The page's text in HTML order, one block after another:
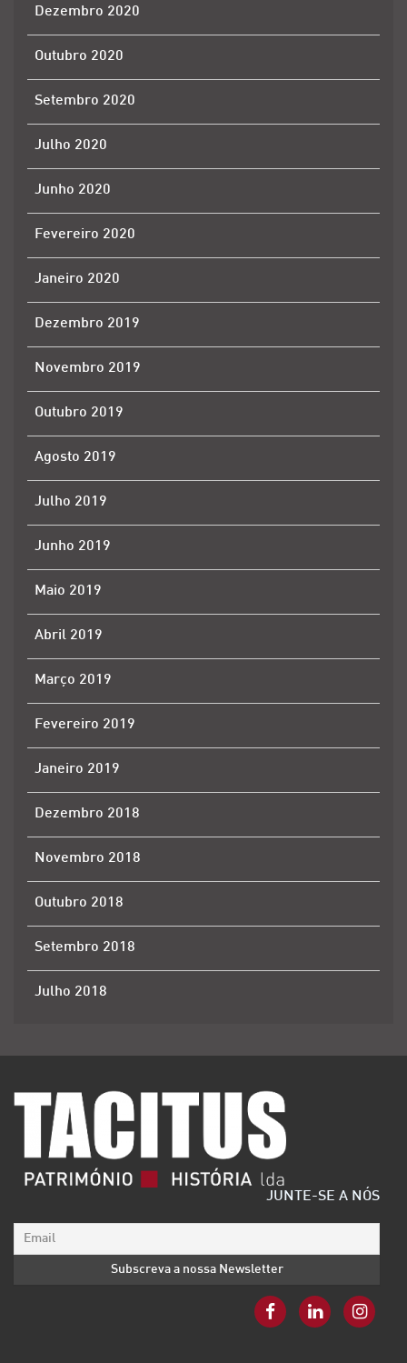
Dezembro 2020
Outubro 2020
Setembro 2020
Julho 2020
Junho 2020
Fevereiro 2020
Janeiro 2020
Dezembro 2019
Novembro 2019
Outubro 2019
Agosto 2019
Julho 2019
Junho 2019
Maio 2019
Abril 2019
Março 2019
Fevereiro 2019
Janeiro 2019
Dezembro 2018
Novembro 2018
Outubro 2018
Setembro 2018
Julho 2018
JUNTE-SE A NÓS